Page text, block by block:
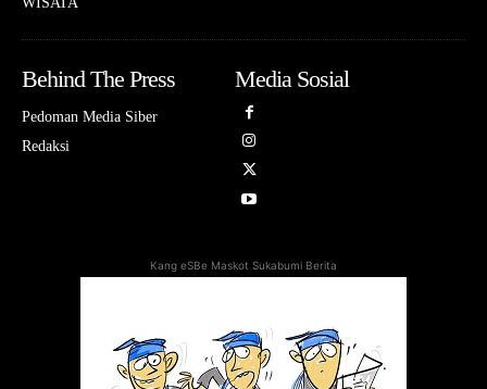
Behind The Press
Pedoman Media Siber
Redaksi
Media Sosial
Kang eSBe Maskot Sukabumi Berita